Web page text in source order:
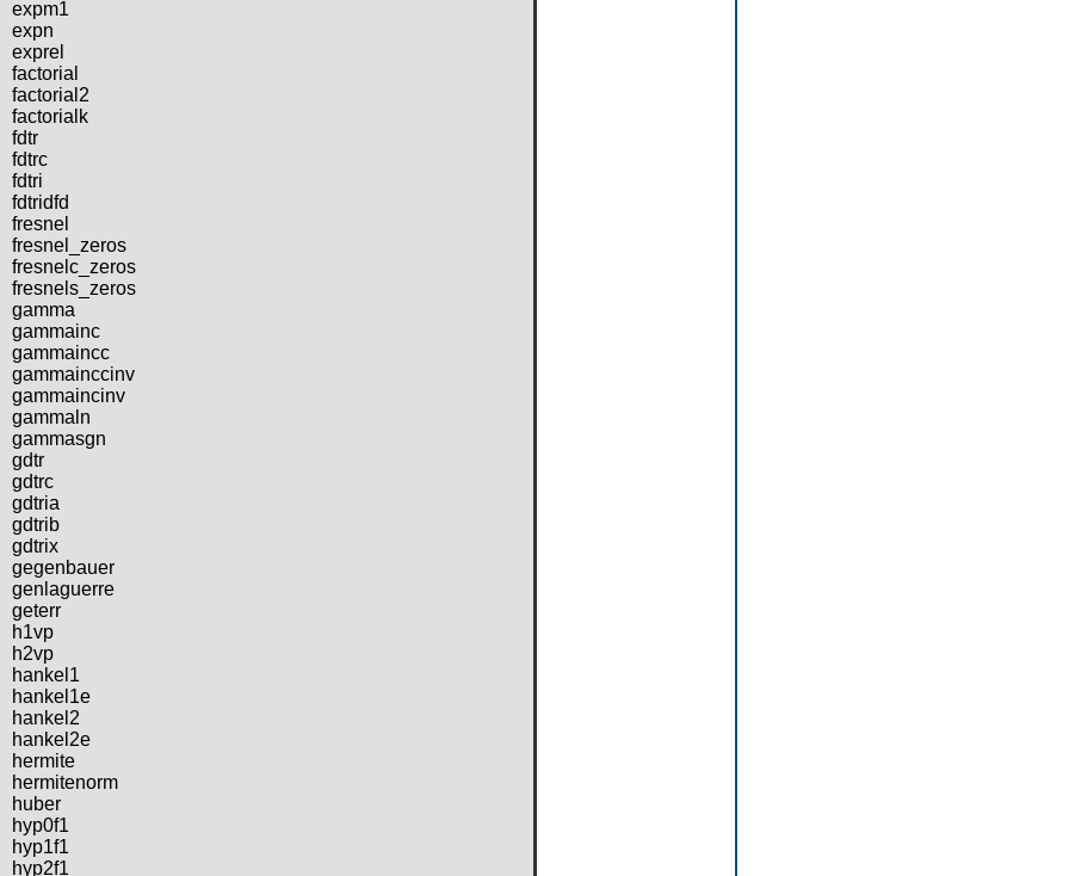
expm1
expn
exprel
factorial
factorial2
factorialk
fdtr
fdtrc
fdtri
fdtridfd
fresnel
fresnel_zeros
fresnelc_zeros
fresnels_zeros
gamma
gammainc
gammaincc
gammainccinv
gammaincinv
gammaln
gammasgn
gdtr
gdtrc
gdtria
gdtrib
gdtrix
gegenbauer
genlaguerre
geterr
h1vp
h2vp
hankel1
hankel1e
hankel2
hankel2e
hermite
hermitenorm
huber
hyp0f1
hyp1f1
hyp2f1